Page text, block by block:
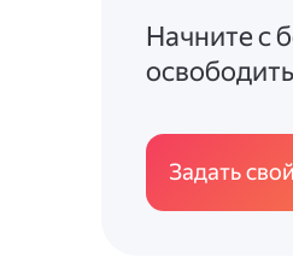
Начните с
Задать